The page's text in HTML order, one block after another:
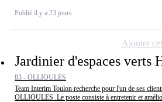
Publié il y a 23 jours
Jardinier d'espaces verts
83 - OLLIOULES
Team Interim Toulon recherche pour l'un de ses
OLLIOULES .Le poste consiste à entretenir et
Ajouter